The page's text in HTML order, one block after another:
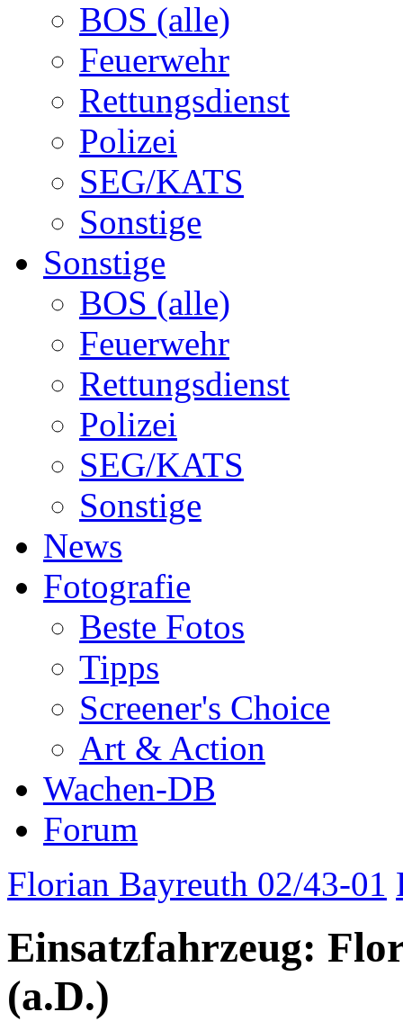
BOS (alle)
Feuerwehr
Rettungsdienst
Polizei
SEG/KATS
Sonstige
Sonstige
BOS (alle)
Feuerwehr
Rettungsdienst
Polizei
SEG/KATS
Sonstige
News
Fotografie
Beste Fotos
Tipps
Screener's Choice
Art & Action
Wachen-DB
Forum
Florian Bayreuth 02/43-01
Einsatzfahrzeug:
(a.D.)